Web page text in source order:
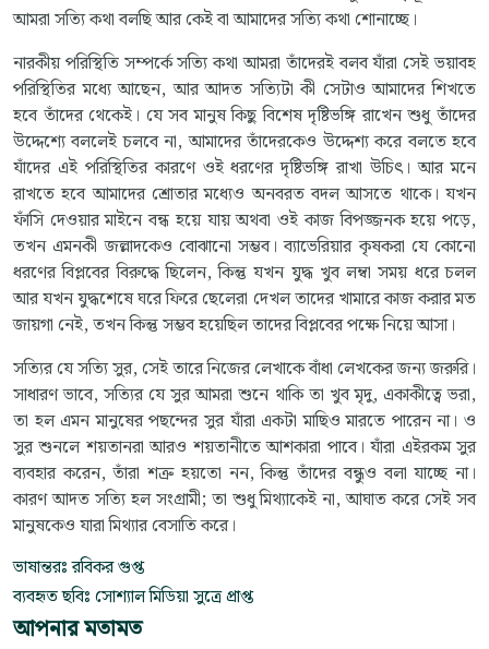
আমরা সত্যি কথা বলছি আর কেই বা আমাদের সত্যি কথা শোনাচ্ছে।
নারকীয় পরিস্থিতি সম্পর্কে সত্যি কথা আমরা তাঁদেরই বলব যাঁরা সেই ভয়াবহ
পরিস্থিতির মধ্যে আছেন, আর আদত সত্যিটা কী সেটাও আমাদের শিখতে
হবে তাঁদের থেকেই। যে সব মানুষ কিছু বিশেষ দৃষ্টিভঙ্গি রাখেন শুধু তাঁদের
উদ্দেশ্যে বললেই চলবে না, আমাদের তাঁদেরকেও উদ্দেশ্য করে বলতে হবে
যাঁদের এই পরিস্থিতির কারণে ওই ধরণের দৃষ্টিভঙ্গি রাখা উচিৎ। আর মনে
রাখতে হবে আমাদের শ্রোতার মধ্যেও অনবরত বদল আসতে থাকে। যখন
ফাঁসি দেওয়ার মাইনে বন্ধ হয়ে যায় অথবা ওই কাজ বিপজ্জনক হয়ে পড়ে,
তখন এমনকী জল্লাদকেও বোঝানো সম্ভব। ব্যাভেরিয়ার কৃষকরা যে কোনো
ধরণের বিপ্লবের বিরুদ্ধে ছিলেন, কিন্তু যখন যুদ্ধ খুব লম্বা সময় ধরে চলল
আর যখন যুদ্ধশেষে ঘরে ফিরে ছেলেরা দেখল তাদের খামারে কাজ করার মত
জায়গা নেই, তখন কিন্তু সম্ভব হয়েছিল তাদের বিপ্লবের পক্ষে নিয়ে আসা।
সত্যির যে সত্যি সুর, সেই তারে নিজের লেখাকে বাঁধা লেখকের জন্য জরুরি।
সাধারণ ভাবে, সত্যির যে সুর আমরা শুনে থাকি তা খুব মৃদু, একাকীত্বে ভরা,
তা হল এমন মানুষের পছন্দের সুর যাঁরা একটা মাছিও মারতে পারেন না। ও
সুর শুনলে শয়তানরা আরও শয়তানীতে আশকারা পাবে। যাঁরা এইরকম সুর
ব্যবহার করেন, তাঁরা শত্রু হয়তো নন, কিন্তু তাঁদের বন্ধুও বলা যাচ্ছে না।
কারণ আদত সত্যি হল সংগ্রামী; তা শুধু মিথ্যাকেই না, আঘাত করে সেই সব
মানুষকেও যারা মিথ্যার বেসাতি করে।
ভাষান্তরঃ রবিকর গুপ্ত
ব্যবহৃত ছবিঃ সোশ্যাল মিডিয়া সুত্রে প্রাপ্ত
আপনার মতামত